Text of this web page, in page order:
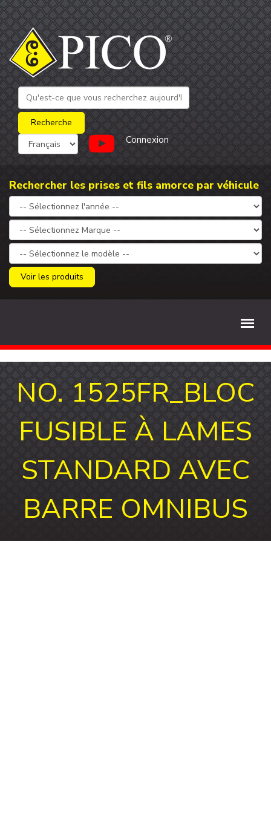
Connexion
Rechercher les prises et fils amorce par véhicule
Voir les produits
NO. 1525FR_BLOC
FUSIBLE À LAMES
STANDARD AVEC
BARRE OMNIBUS